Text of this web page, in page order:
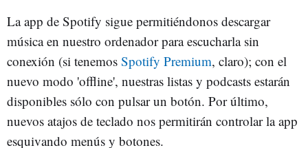
La app de Spotify sigue permitiéndonos descargar
música en nuestro ordenador para escucharla sin
conexión (si tenemos Spotify Premium, claro); con el
nuevo modo 'offline', nuestras listas y podcasts estarán
disponibles sólo con pulsar un botón. Por último,
nuevos atajos de teclado nos permitirán controlar la app
esquivando menús y botones.